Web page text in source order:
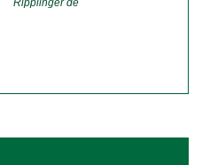
Ripplinger de